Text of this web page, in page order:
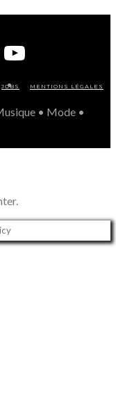
JOBS MENTIONS LÉGALES
• Mode •